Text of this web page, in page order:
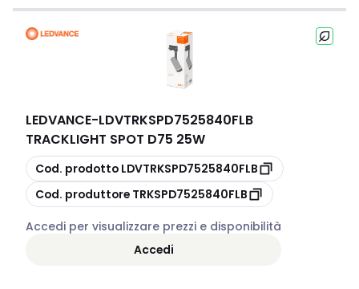
LEDVANCE-LDVTRKSPD7525840FLB
TRACKLIGHT SPOT D75 25W
copia
Cod. prodotto LDVTRKSPD7525840FLB
copia
Cod. produttore TRKSPD7525840FLB
Accedi per visualizzare prezzi e disponibilità
Accedi